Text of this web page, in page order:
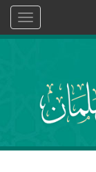
Toggle